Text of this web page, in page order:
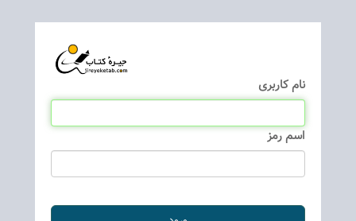
نام كاربری
اسم رمز